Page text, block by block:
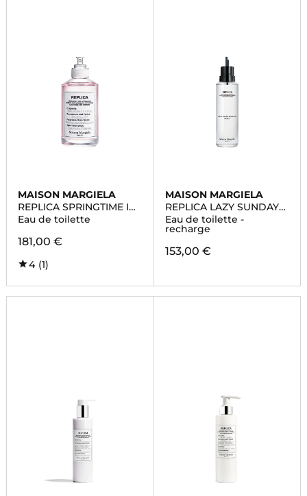
MAISON MARGIELA
REPLICA SPRINGTIME IN
A PARK
Eau de toilette
181,00 €
4 (1)
MAISON MARGIELA
REPLICA LAZY SUNDAY
MORNING
Eau de toilette -
recharge
153,00 €